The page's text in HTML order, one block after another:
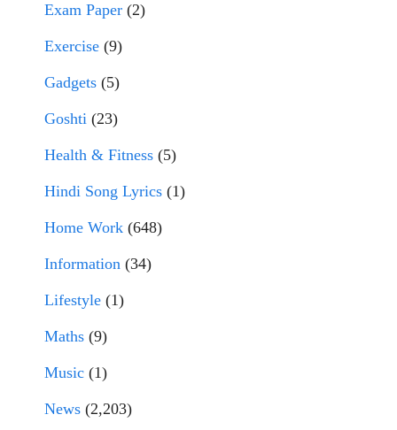
Exam Paper (2)
Exercise (9)
Gadgets (5)
Goshti (23)
Health & Fitness (5)
Hindi Song Lyrics (1)
Home Work (648)
Information (34)
Lifestyle (1)
Maths (9)
Music (1)
News (2,203)